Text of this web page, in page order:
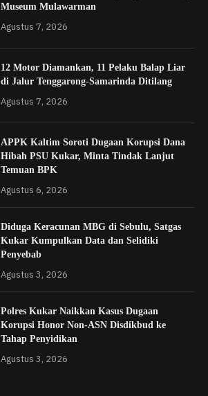
Museum Mulawarman
Agustus 7, 2026
12 Motor Diamankan, 11 Pelaku Balap Liar
di Jalur Tenggarong-Samarinda Ditilang
Agustus 7, 2026
APPK Kaltim Soroti Dugaan Korupsi Dana
Hibah PSU Kukar, Minta Tindak Lanjut
Temuan BPK
Agustus 6, 2026
Diduga Keracunan MBG di Sebulu, Satgas
Kukar Kumpulkan Data dan Selidiki
Penyebab
Agustus 3, 2026
Polres Kukar Naikkan Kasus Dugaan
Korupsi Honor Non-ASN Disdikbud ke
Tahap Penyidikan
Agustus 3, 2026